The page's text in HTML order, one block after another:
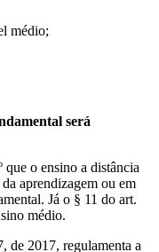
médio;
será
o ensino a distância
aprendizagem ou em
Já o § 11 do art.
médio.
de 2017, regulamenta a